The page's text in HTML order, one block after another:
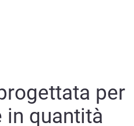
per
in quantità